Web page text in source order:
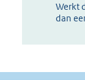
Werkt
dan